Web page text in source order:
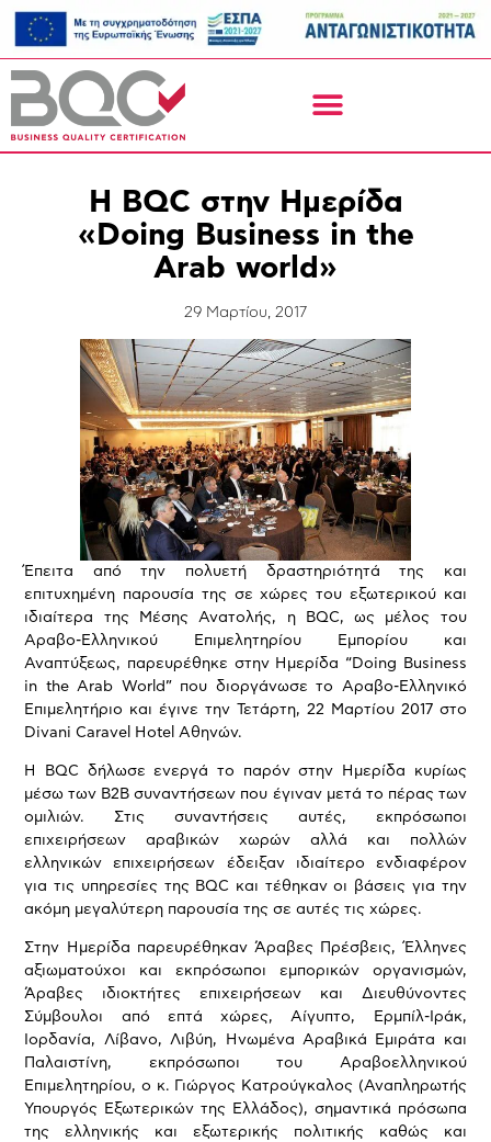
Η BQC στην Ημερίδα
«Doing Business in the
Arab world»
29 Μαρτίου, 2017
Έπειτα από την πολυετή δραστηριότητά της και
επιτυχημένη παρουσία της σε χώρες του εξωτερικού και
ιδιαίτερα της Μέσης Ανατολής, η BQC, ως μέλος του
Αραβο-Ελληνικού Επιμελητηρίου Εμπορίου και
Αναπτύξεως, παρευρέθηκε στην Ημερίδα “Doing Business
in the Arab World” που διοργάνωσε το Αραβο-Ελληνικό
Επιμελητήριο και έγινε την Τετάρτη, 22 Μαρτίου 2017 στο
Divani Caravel Hotel Αθηνών.
Η BQC δήλωσε ενεργά το παρόν στην Ημερίδα κυρίως
μέσω των B2B συναντήσεων που έγιναν μετά το πέρας των
ομιλιών. Στις συναντήσεις αυτές, εκπρόσωποι
επιχειρήσεων αραβικών χωρών αλλά και πολλών
ελληνικών επιχειρήσεων έδειξαν ιδιαίτερο ενδιαφέρον
για τις υπηρεσίες της BQC και τέθηκαν οι βάσεις για την
ακόμη μεγαλύτερη παρουσία της σε αυτές τις χώρες.
Στην Ημερίδα παρευρέθηκαν Άραβες Πρέσβεις, Έλληνες
αξιωματούχοι και εκπρόσωποι εμπορικών οργανισμών,
Άραβες ιδιοκτήτες επιχειρήσεων και Διευθύνοντες
Σύμβουλοι από επτά χώρες, Αίγυπτο, Ερμπίλ-Ιράκ,
Ιορδανία, Λίβανο, Λιβύη, Ηνωμένα Αραβικά Εμιράτα και
Παλαιστίνη, εκπρόσωποι του Αραβοελληνικού
Επιμελητηρίου, ο κ. Γιώργος Κατρούγκαλος (Αναπληρωτής
Υπουργός Εξωτερικών της Ελλάδος), σημαντικά πρόσωπα
της ελληνικής και εξωτερικής πολιτικής καθώς και